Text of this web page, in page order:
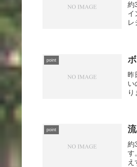
約
イ
レ
point
昨
い
point
約
す
え